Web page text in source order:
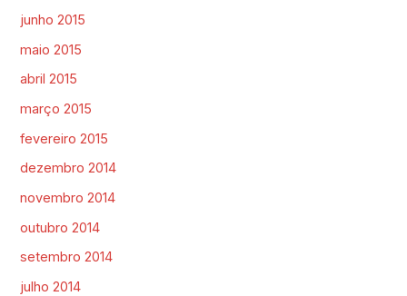
junho 2015
maio 2015
abril 2015
março 2015
fevereiro 2015
dezembro 2014
novembro 2014
outubro 2014
setembro 2014
julho 2014